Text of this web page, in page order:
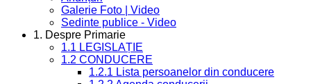
Galerie Foto | Video
Sedinte publice - Video
1. Despre Primarie
1.1 LEGISLAȚIE
1.2 CONDUCERE
1.2.1 Lista persoanelor din conducere